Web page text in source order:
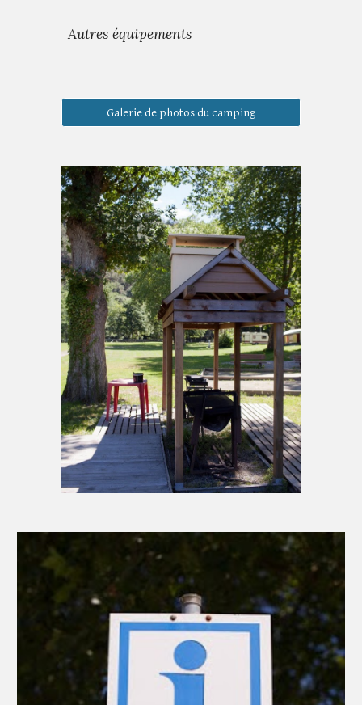
Autres équipements
Galerie de photos du camping